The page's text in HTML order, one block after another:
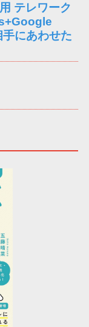
テレワーク
にあわせた